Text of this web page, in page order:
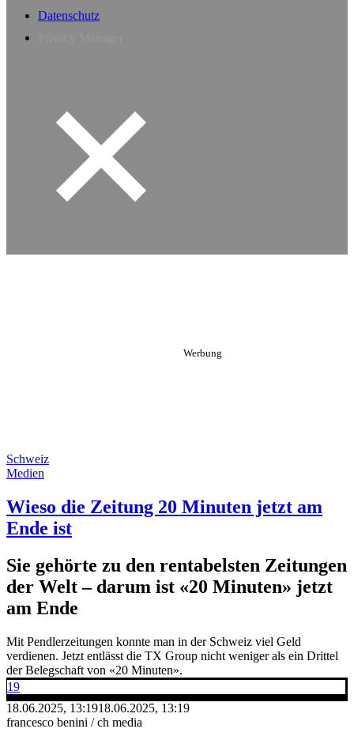
Datenschutz
Schweiz
Medien
Wieso die Zeitung 20 Minuten jetzt am
Ende ist
Sie gehörte zu den rentabelsten Zeitungen
der Welt – darum ist «20 Minuten» jetzt
am Ende
Mit Pendlerzeitungen konnte man in der Schweiz viel Geld
verdienen. Jetzt entlässt die TX Group nicht weniger als ein Drittel
der Belegschaft von «20 Minuten».
19
18.06.2025, 13:1918.06.2025, 13:19
francesco benini / ch media